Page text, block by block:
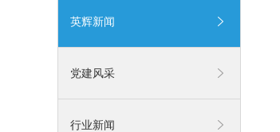
英辉新闻
党建风采
行业新闻